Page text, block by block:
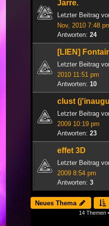
Jarre.
Letzter Beitrag
Nov, 2010 7:48
Antworten: 24
[LIEN]
Letzter Beitrag
2010 11:51 pm
Antworten: 10
clust
Letzter Beitrag
2009 10:19 pm
Antworten: 23
effet 3D
Letzter Beitrag
2009 8:54 pm
Antworten: 3
Neues Thema
14 Themen